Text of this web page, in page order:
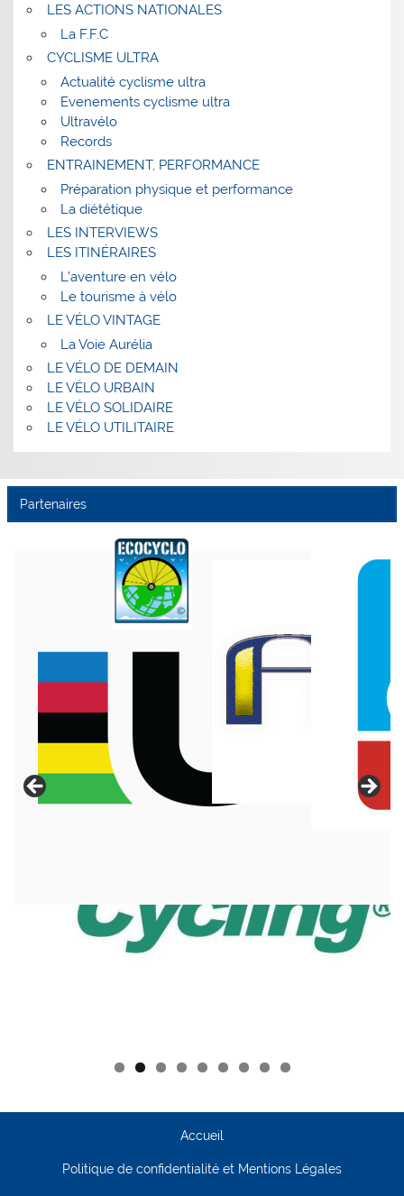
LES ACTIONS NATIONALES
La F.F.C
CYCLISME ULTRA
Actualité cyclisme ultra
Evenements cyclisme ultra
Ultravélo
Records
ENTRAINEMENT, PERFORMANCE
Préparation physique et performance
La diététique
LES INTERVIEWS
LES ITINÉRAIRES
L’aventure en vélo
Le tourisme à vélo
LE VÉLO VINTAGE
La Voie Aurélia
LE VÉLO DE DEMAIN
LE VÉLO URBAIN
LE VÉLO SOLIDAIRE
LE VÉLO UTILITAIRE
Partenaires
Accueil
Politique de confidentialité et Mentions Légales